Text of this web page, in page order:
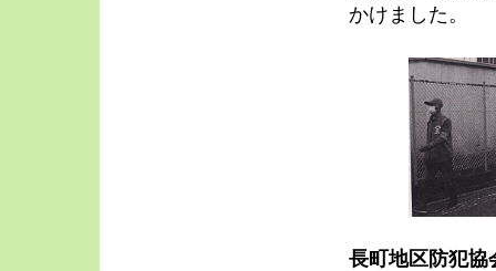
かけました。
長町地区防犯協